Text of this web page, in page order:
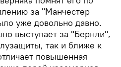
за "Манчестер
уже довольно давно.
выступает за "Бернли",
так и ближе к
повышенная